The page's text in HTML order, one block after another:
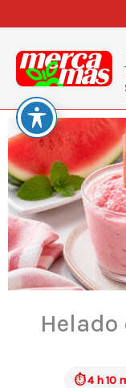
al
contenido
⏱ 4 h 10